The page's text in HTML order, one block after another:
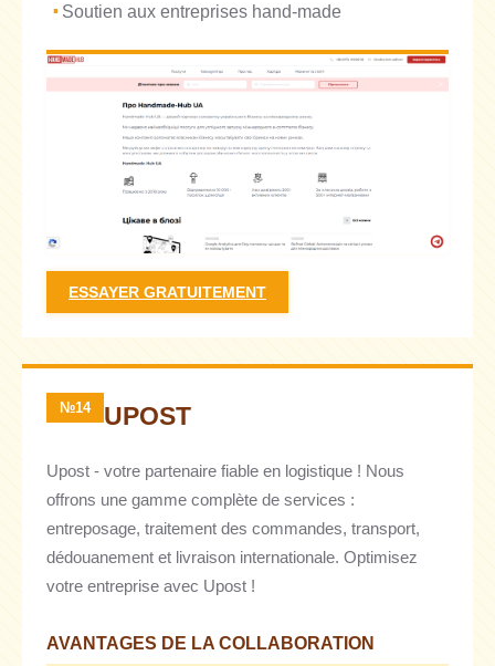
Soutien aux entreprises hand-made
ESSAYER GRATUITEMENT
№14 UPOST
Upost - votre partenaire fiable en logistique ! Nous
offrons une gamme complète de services :
entreposage, traitement des commandes, transport,
dédouanement et livraison internationale. Optimisez
votre entreprise avec Upost !
AVANTAGES DE LA COLLABORATION